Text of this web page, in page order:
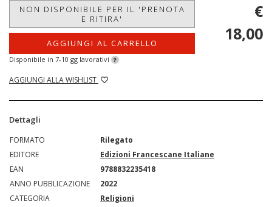
NON DISPONIBILE PER IL 'PRENOTA
E RITIRA'
AGGIUNGI AL CARRELLO
Disponibile in 7-10 gg lavorativi ?
AGGIUNGI ALLA WISHLIST
€
18,00
Dettagli
FORMATO
Rilegato
EDITORE
Edizioni Francescane Italiane
EAN
9788832235418
ANNO PUBBLICAZIONE
2022
CATEGORIA
Religioni